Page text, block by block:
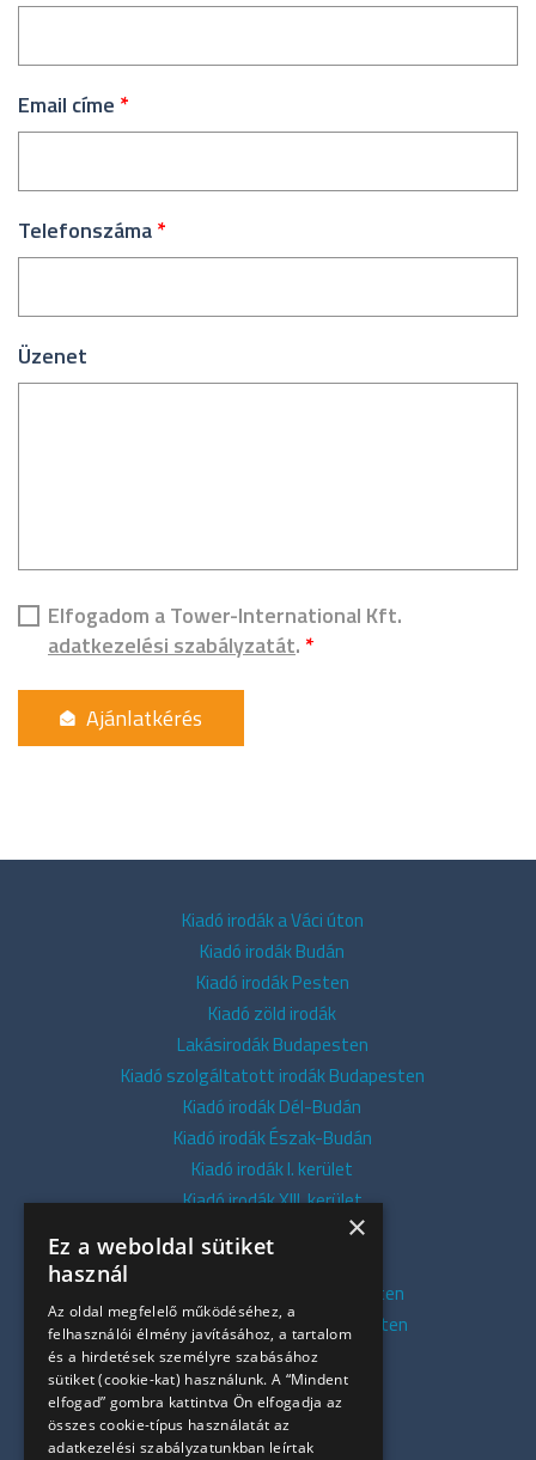
Email címe *
Telefonszáma*
Üzenet
Elfogadom a Tower-International Kft.
adatkezelési szabályzatát. *
Kiadó irodák a Váci úton
Kiadó irodák Budán
Kiadó irodák Pesten
Kiadó zöld irodák
Lakásirodák Budapesten
Kiadó szolgáltatott irodák Budapesten
Kiadó irodák Dél-Budán
Kiadó irodák Észak-Budán
Kiadó irodák I. kerület
Kiadó irodák XIII. kerület
Kiadó irodák V. kerület
Kiadó irodák XI. kerület
Kiadó belvárosi irodák Budapesten
Kiadó presztízs irodák Budapesten
Kiadó azonnali irodák
Összes iroda
Szolgáltatásaink
Referenciák
×
Ez a weboldal sütiket
használ
Az oldal megfelelő működéséhez, a
felhasználói élmény javításához, a tartalom
és a hirdetések személyre szabásához
sütiket (cookie-kat) használunk. A “Mindent
elfogad” gombra kattintva Ön elfogadja az
összes cookie-típus használatát az
adatkezelési szabályzatunkban leírtak